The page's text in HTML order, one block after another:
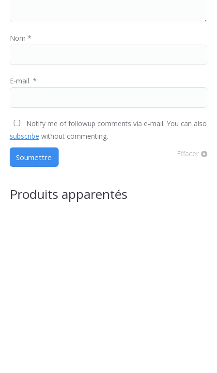
Nom *
E-mail *
Notify me of followup comments via e-mail. You can also
subscribe without commenting.
Effacer
Produits apparentés